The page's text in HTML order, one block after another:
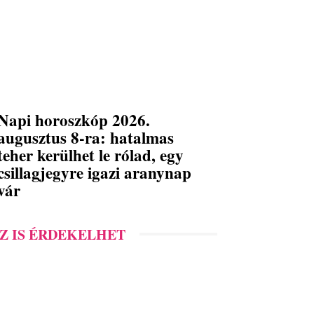
horoszkóp 2026.
8-ra: hatalmas
kerülhet le rólad, egy
igazi aranynap
IS ÉRDEKELHET